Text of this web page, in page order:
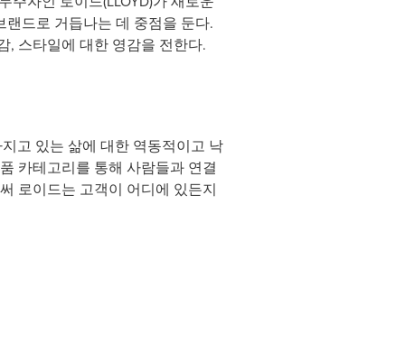
드로 거듭나는 데 중점을 둔다.
, 스타일에 대한 영감을 전한다.
고 있는 삶에 대한 역동적이고 낙
카테고리를 통해 사람들과 연결
로이드는 고객이 어디에 있든지